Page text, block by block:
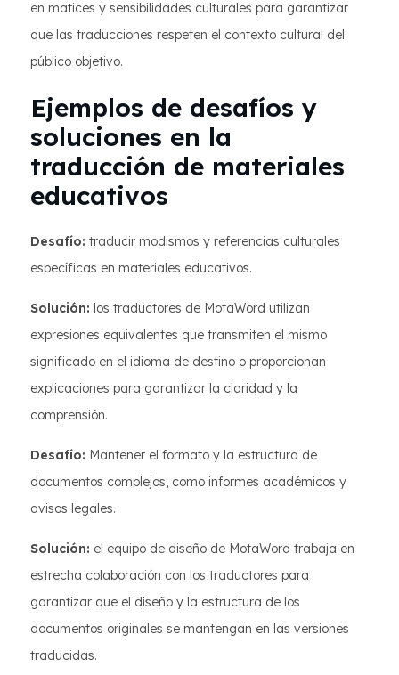
en matices y sensibilidades culturales para garantizar
que las traducciones respeten el contexto cultural del
público objetivo.
Ejemplos de desafíos y
soluciones en la
traducción de materiales
educativos
Desafío: traducir modismos y referencias culturales
específicas en materiales educativos.
Solución: los traductores de MotaWord utilizan
expresiones equivalentes que transmiten el mismo
significado en el idioma de destino o proporcionan
explicaciones para garantizar la claridad y la
comprensión.
Desafío: Mantener el formato y la estructura de
documentos complejos, como informes académicos y
avisos legales.
Solución: el equipo de diseño de MotaWord trabaja en
estrecha colaboración con los traductores para
garantizar que el diseño y la estructura de los
documentos originales se mantengan en las versiones
traducidas.